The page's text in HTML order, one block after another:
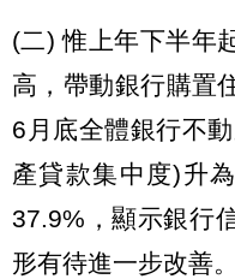
(二) 惟上年下半年
高，帶動銀行購置
6月底全體銀行不
產貸款集中度)升
37.9%，顯示銀行
形有待進一步改善。